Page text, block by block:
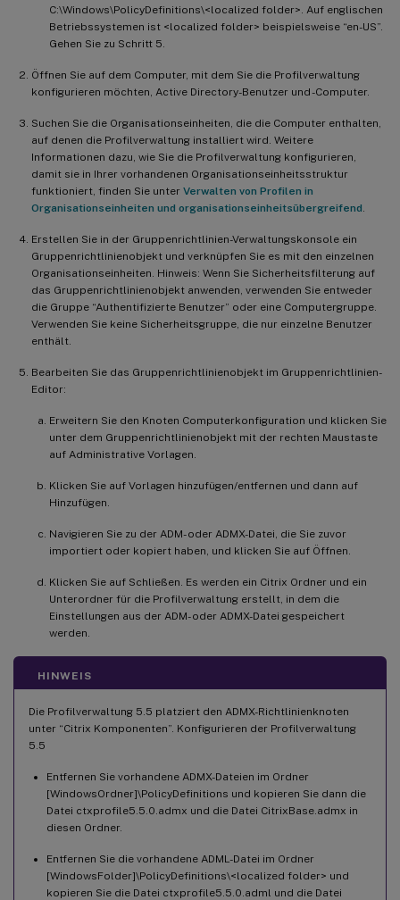
C:\Windows\PolicyDefinitions\<localized folder>. Auf englischen
Betriebssystemen ist <localized folder> beispielsweise “en-US”.
Gehen Sie zu Schritt 5.
Öffnen Sie auf dem Computer, mit dem Sie die Profilverwaltung
konfigurieren möchten, Active Directory-Benutzer und -Computer.
Suchen Sie die Organisationseinheiten, die die Computer enthalten,
auf denen die Profilverwaltung installiert wird. Weitere
Informationen dazu, wie Sie die Profilverwaltung konfigurieren,
damit sie in Ihrer vorhandenen Organisationseinheitsstruktur
funktioniert, finden Sie unter Verwalten von Profilen in
Organisationseinheiten und organisationseinheitsübergreifend
Erstellen Sie in der Gruppenrichtlinien-Verwaltungskonsole ein
Gruppenrichtlinienobjekt und verknüpfen Sie es mit den einzelnen
Organisationseinheiten. Hinweis: Wenn Sie Sicherheitsfilterung auf
das Gruppenrichtlinienobjekt anwenden, verwenden Sie entweder
die Gruppe “Authentifizierte Benutzer” oder eine Computergruppe.
Verwenden Sie keine Sicherheitsgruppe, die nur einzelne Benutzer
enthält.
Bearbeiten Sie das Gruppenrichtlinienobjekt im Gruppenrichtlinien-
Editor:
Erweitern Sie den Knoten Computerkonfiguration und klicken Sie
unter dem Gruppenrichtlinienobjekt mit der rechten Maustaste
auf Administrative Vorlagen.
Klicken Sie auf Vorlagen hinzufügen/entfernen und dann auf
Hinzufügen.
Navigieren Sie zu der ADM- oder ADMX-Datei, die Sie zuvor
importiert oder kopiert haben, und klicken Sie auf Öffnen.
Klicken Sie auf Schließen. Es werden ein Citrix Ordner und ein
Unterordner für die Profilverwaltung erstellt, in dem die
Einstellungen aus der ADM- oder ADMX-Datei gespeichert
werden.
HINWEIS
Die Profilverwaltung 5.5 platziert den ADMX-Richtlinienknoten
unter “Citrix Komponenten”. Konfigurieren der Profilverwaltung
5.5
Entfernen Sie vorhandene ADMX-Dateien im Ordner
[WindowsOrdner]\PolicyDefinitions und kopieren Sie dann die
Datei ctxprofile5.5.0.admx und die Datei CitrixBase.admx in
diesen Ordner.
Entfernen Sie die vorhandene ADML-Datei im Ordner
[WindowsFolder]\PolicyDefinitions\<localized folder> und
kopieren Sie die Datei ctxprofile5.5.0.adml und die Datei